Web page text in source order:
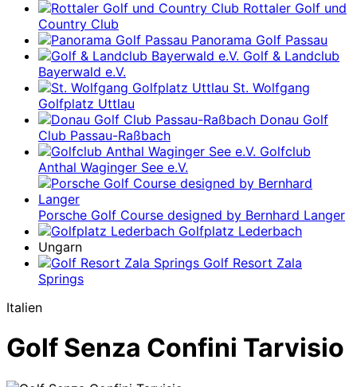
Rottaler Golf und
Country Club
Panorama Golf Passau
Golf & Landclub
Bayerwald e.V.
St. Wolfgang
Golfplatz Uttlau
Donau Golf
Club Passau-Raßbach
Golfclub
Anthal Waginger See e.V.
Porsche Golf Course designed by Bernhard Langer
Golfplatz Lederbach
Ungarn
Golf Resort Zala
Springs
Italien
Golf Senza Confini Tarvisio